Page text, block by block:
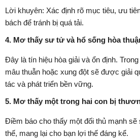
Lời khuyên: Xác định rõ mục tiêu, ưu
bách để tránh bị quá tải.
4. Mơ thấy sư tử và hổ sống hòa
Đây là tín hiệu hòa giải và ổn định.
mâu thuẫn hoặc xung đột sẽ được giải
tác và phát triển bền vững.
5. Mơ thấy một trong hai con bị
Điềm báo cho thấy một đối thủ mạnh
thế, mang lại cho bạn lợi thế đáng kể.